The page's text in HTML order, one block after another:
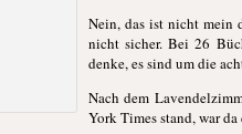
Nein, das ist nicht mein
nicht sicher. Bei 26
denke, es sind um die
Nach dem
York Times stand, war